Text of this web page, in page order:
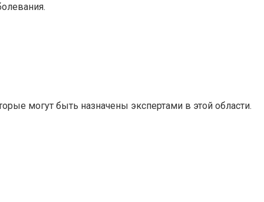
могут быть назначены экспертами в этой области.